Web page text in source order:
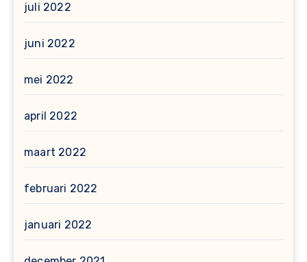
juli 2022
juni 2022
mei 2022
april 2022
maart 2022
februari 2022
januari 2022